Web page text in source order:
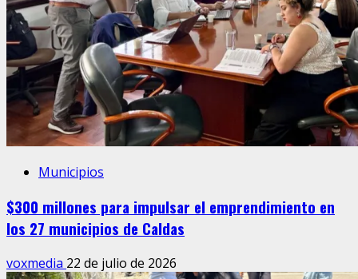
Municipios
$300 millones para impulsar el emprendimiento en
los 27 municipios de Caldas
voxmedia 22 de julio de 2026